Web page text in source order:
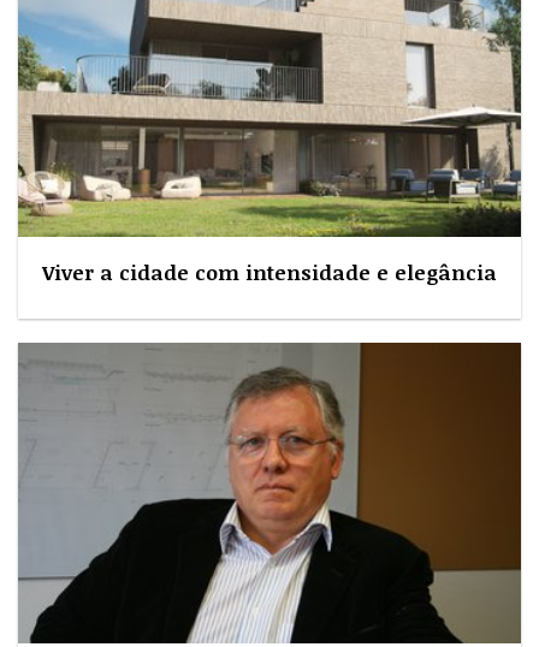
Viver a cidade com intensidade e elegância